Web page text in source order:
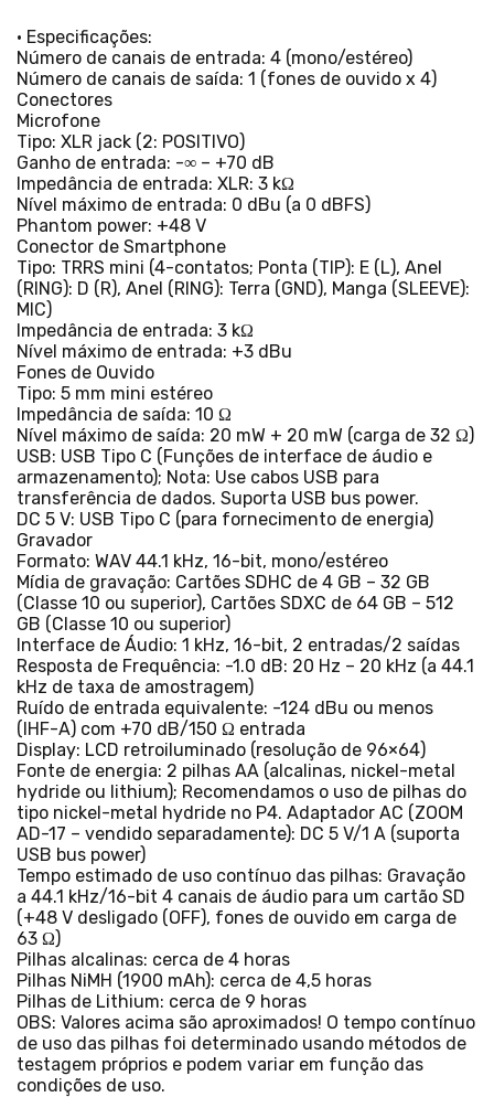
• Especificações:
Número de canais de entrada: 4 (mono/estéreo)
Número de canais de saída: 1 (fones de ouvido x 4)
Conectores
Microfone
Tipo: XLR jack (2: POSITIVO)
Ganho de entrada: -∞ – +70 dB
Impedância de entrada: XLR: 3 kΩ
Nível máximo de entrada: 0 dBu (a 0 dBFS)
Phantom power: +48 V
Conector de Smartphone
Tipo: TRRS mini (4-contatos; Ponta (TIP): E (L), Anel
(RING): D (R), Anel (RING): Terra (GND), Manga (SLEEVE):
MIC)
Impedância de entrada: 3 kΩ
Nível máximo de entrada: +3 dBu
Fones de Ouvido
Tipo: 5 mm mini estéreo
Impedância de saída: 10 Ω
Nível máximo de saída: 20 mW + 20 mW (carga de 32 Ω)
USB: USB Tipo C (Funções de interface de áudio e
armazenamento); Nota: Use cabos USB para
transferência de dados. Suporta USB bus power.
DC 5 V: USB Tipo C (para fornecimento de energia)
Gravador
Formato: WAV 44.1 kHz, 16-bit, mono/estéreo
Mídia de gravação: Cartões SDHC de 4 GB – 32 GB
(Classe 10 ou superior), Cartões SDXC de 64 GB – 512
GB (Classe 10 ou superior)
Interface de Áudio: 1 kHz, 16-bit, 2 entradas/2 saídas
Resposta de Frequência: -1.0 dB: 20 Hz – 20 kHz (a 44.1
kHz de taxa de amostragem)
Ruído de entrada equivalente: -124 dBu ou menos
(IHF-A) com +70 dB/150 Ω entrada
Display: LCD retroiluminado (resolução de 96×64)
Fonte de energia: 2 pilhas AA (alcalinas, nickel-metal
hydride ou lithium); Recomendamos o uso de pilhas do
tipo nickel-metal hydride no P4. Adaptador AC (ZOOM
AD-17 – vendido separadamente): DC 5 V/1 A (suporta
USB bus power)
Tempo estimado de uso contínuo das pilhas: Gravação
a 44.1 kHz/16-bit 4 canais de áudio para um cartão SD
(+48 V desligado (OFF), fones de ouvido em carga de
63 Ω)
Pilhas alcalinas: cerca de 4 horas
Pilhas NiMH (1900 mAh): cerca de 4,5 horas
Pilhas de Lithium: cerca de 9 horas
OBS: Valores acima são aproximados! O tempo contínuo
de uso das pilhas foi determinado usando métodos de
testagem próprios e podem variar em função das
condições de uso.